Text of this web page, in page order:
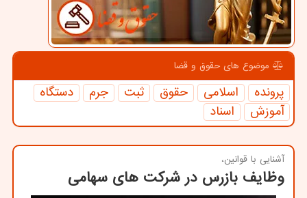
موضوع های حقوق و قضا
پرونده اسلامی حقوق ثبت جرم
دستگاه
آموزش
اسناد
آشنایی با قوانین،
وظایف بازرس در شرکت های سهامی